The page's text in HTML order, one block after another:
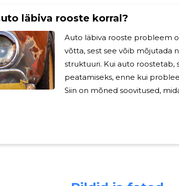
läbiva rooste korral?
Auto läbiva rooste probleem
võtta, sest see võib mõjutada
struktuuri. Kui auto roostetab,
peatamiseks, enne kui
Siin on mõned soovitused,
kõik mustus, rooste ja mustus,